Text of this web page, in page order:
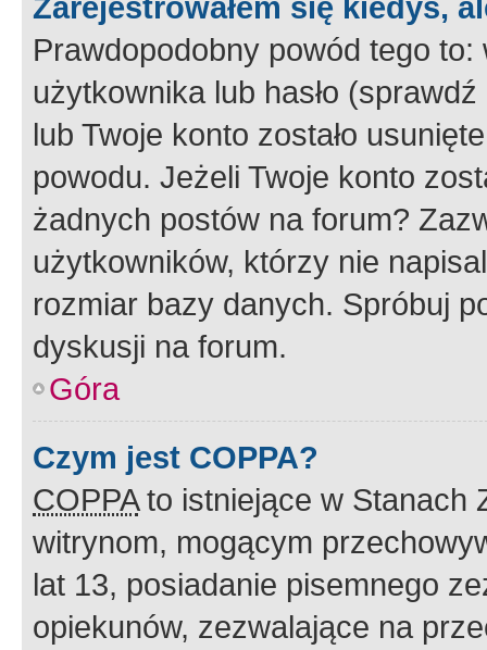
Prawdopodobny powód tego to:
użytkownika lub hasło
lub Twoje konto zostało
powodu. Jeżeli Twoje konto
żadnych postów na forum?
użytkowników, którzy nie
rozmiar bazy danych. Spróbuj
dyskusji na forum.
Góra
Czym jest COPPA?
COPPAto istniejące w Stanach
witrynom, mogącym
lat 13, posiadanie pisemnego
opiekunów, zezwalające na